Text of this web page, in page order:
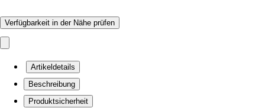
Verfügbarkeit in der Nähe prüfen
Artikeldetails
Beschreibung
Produktsicherheit